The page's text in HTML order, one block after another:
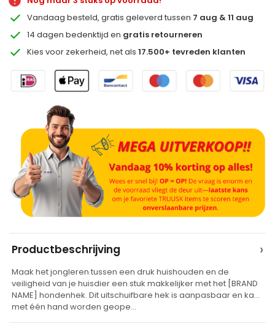
Vandaag besteld, gratis geleverd tussen 7 aug & 11 aug
14 dagen bedenktijd en gratis retourneren
Kies voor zekerheid, net als17.500+ tevreden klanten
t
e
r
Productbeschrijving ›
Maak het jongleren tussen een druk huishouden en de
veiligheid van je huisdier een stuk makkelijker met het [BRAND
NAME] hondenhek. Dit uitschuifbare hek is aanpasbaar en kan
met één hand worden geope…